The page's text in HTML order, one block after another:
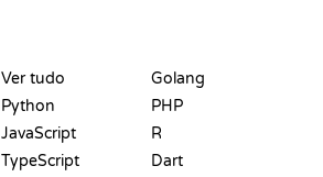
Ver tudo
Python
JavaScript
TypeScript
Golang
PHP
R
Dart